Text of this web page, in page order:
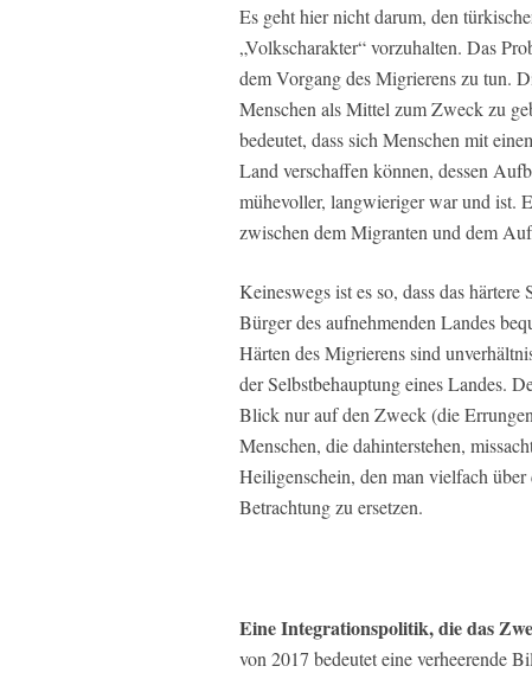
Es geht hier nicht darum, den
„Volkscharakter“ vorzuhalten. Das
dem Vorgang des Migrierens zu tun.
Menschen als Mittel zum Zweck zu
bedeutet, dass sich Menschen mit
Land verschaffen können, dessen
mühevoller, langwieriger war und ist.
zwischen dem Migranten und dem
Keineswegs ist es so, dass das
Bürger des aufnehmenden Landes
Härten des Migrierens sind
der Selbstbehauptung eines Landes.
Blick nur auf den Zweck (die
Menschen, die dahinterstehen,
Heiligenschein, den man vielfach
Betrachtung zu ersetzen.
Eine Integrationspolitik, die das
von 2017 bedeutet eine verheerende